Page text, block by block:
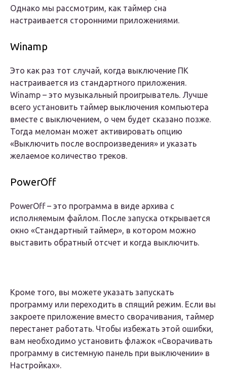
Однако мы рассмотрим, как таймер сна
настраивается сторонними приложениями.
Winamp
Это как раз тот случай, когда выключение ПК
настраивается из стандартного приложения.
Winamp – это музыкальный проигрыватель. Лучше
всего установить таймер выключения компьютера
вместе с выключением, о чем будет сказано позже.
Тогда меломан может активировать опцию
«Выключить после воспроизведения» и указать
желаемое количество треков.
PowerOff
PowerOff – это программа в виде архива с
исполняемым файлом. После запуска открывается
окно «Стандартный таймер», в котором можно
выставить обратный отсчет и когда выключить.
Кроме того, вы можете указать запускать
программу или переходить в спящий режим. Если вы
закроете приложение вместо сворачивания, таймер
перестанет работать. Чтобы избежать этой ошибки,
вам необходимо установить флажок «Сворачивать
программу в системную панель при выключении» в
Настройках».